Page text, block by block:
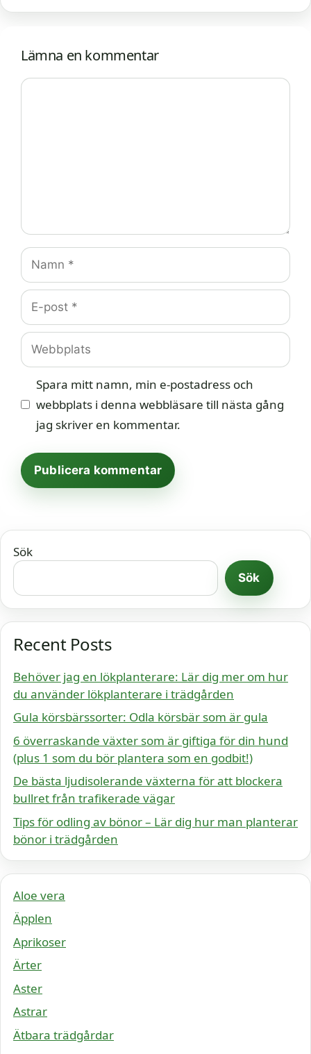
Lämna en kommentar
Kommentar
Namn
E-
post
Webbplats
Spara mitt namn, min e-postadress och
webbplats i denna webbläsare till nästa gång
jag skriver en kommentar.
Sök
Sök
Recent Posts
Behöver jag en lökplanterare: Lär dig mer om hur
du använder lökplanterare i trädgården
Gula körsbärssorter: Odla körsbär som är gula
6 överraskande växter som är giftiga för din hund
(plus 1 som du bör plantera som en godbit!)
De bästa ljudisolerande växterna för att blockera
bullret från trafikerade vägar
Tips för odling av bönor – Lär dig hur man planterar
bönor i trädgården
Aloe vera
Äpplen
Aprikoser
Ärter
Aster
Astrar
Ätbara trädgårdar